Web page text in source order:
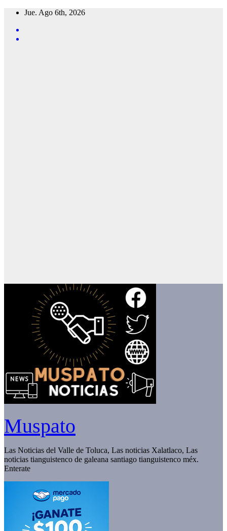
Saltar
contenido
Jue. Ago 6th, 2026
Muspato
Las Noticias del Valle de Toluca, Las noticias Xalatlaco, Las
noticias tianguistenco de galeana santiago tianguistenco méx.
Enterate